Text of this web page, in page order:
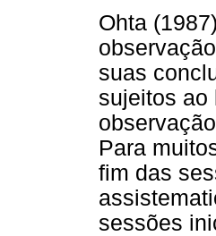
Ohta
suas
sujeitos ao
Para
fim das
sessões